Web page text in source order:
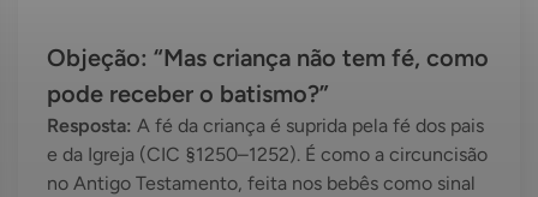
Objeção: “Mas criança não tem fé, como
pode receber o batismo?”
Resposta: A fé da criança é suprida pela fé dos pais
e da Igreja (CIC §1250–1252). É como a circuncisão
no Antigo Testamento, feita nos bebês como sinal